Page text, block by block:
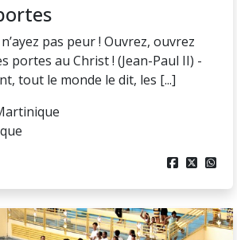
pas peur ! Ouvrez, ouvrez
portes au Christ ! (Jean-Paul II) -
tout le monde le dit, les [...]
  